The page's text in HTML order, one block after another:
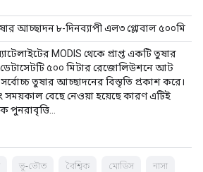
আচ্ছাদন ৮-দিনব্যাপী এল৩ গ্লোবাল ৫০০মি
MODIS থেকে প্রাপ্ত একটি তুষার
৫০০ মিটার রেজোলিউশনে আট
তুষার আচ্ছাদনের বিস্তৃতি প্রকাশ করে।
বেছে নেওয়া হয়েছে কারণ এটিই
পুনরাবৃত্তি…
ভূ-ভৌত বৈশ্বিক মোডিস নাসা